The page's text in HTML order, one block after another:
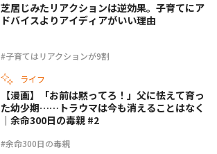
#子育てはリアクションが9割
芝居じみたリアクションは逆効果。子育てにア
ドバイスよりアイディアがいい理由
ライフ
#余命300日の毒親
【漫画】「お前は黙ってろ！」父に怯えて育っ
た幼少期……トラウマは今も消えることはなく
｜余命300日の毒親 #2